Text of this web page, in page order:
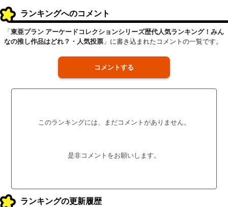
ランキングへのコメント
「 東亜プラン アーケードコレクションシリーズ歴代人気ランキング！みん
なの推し作品はどれ？・人気投票 」に書き込まれたコメントの一覧です。
コメントする
このランキングには、まだコメントがありません。
是非コメントをお願いします。
ランキングの更新履歴